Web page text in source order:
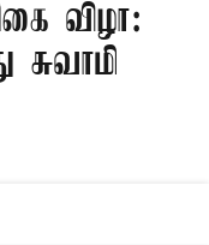
விழா:
சுவாமி